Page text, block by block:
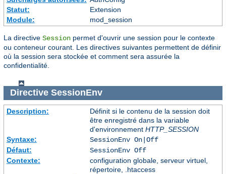
Statut:
Extension
Module:
mod_session
La directive Session permet d'ouvrir une session pour le contexte
ou conteneur courant. Les directives suivantes permettent de définir
où la session sera stockée et comment sera assurée la
confidentialité.
Directive SessionEnv
Description:
Définit si le contenu de la session doit
être enregistré dans la variable
d'environnement HTTP_SESSION
Syntaxe:
SessionEnv On|Off
Défaut:
SessionEnv Off
Contexte:
configuration globale, serveur virtuel,
répertoire, .htaccess